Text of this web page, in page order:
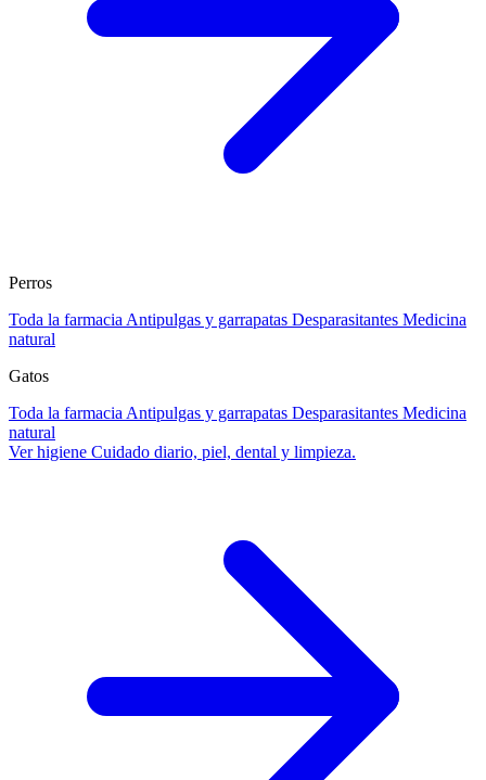
Perros
Toda la farmacia Antipulgas y garrapatas Desparasitantes Medicina
natural
Gatos
Toda la farmacia Antipulgas y garrapatas Desparasitantes Medicina
natural
Ver higiene Cuidado diario, piel, dental y limpieza.